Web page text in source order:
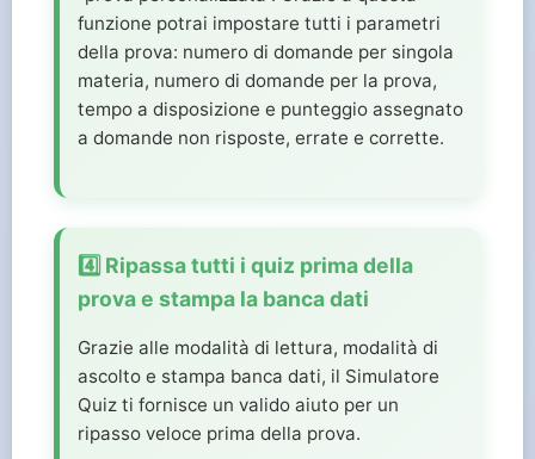
funzione potrai impostare tutti i parametri
della prova: numero di domande per singola
materia, numero di domande per la prova,
tempo a disposizione e punteggio assegnato
a domande non risposte, errate e corrette.
4️⃣ Ripassa tutti i quiz prima della
prova e stampa la banca dati
Grazie alle modalità di lettura, modalità di
ascolto e stampa banca dati, il Simulatore
Quiz ti fornisce un valido aiuto per un
ripasso veloce prima della prova.